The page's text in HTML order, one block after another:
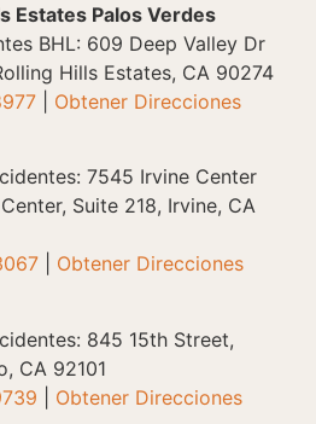
Estates Palos Verdes
BHL: 609 Deep Valley Dr
Hills Estates, CA 90274
Obtener Direcciones
7545 Irvine Center
Suite 218, Irvine, CA
Obtener Direcciones
845 15th Street,
CA 92101
Obtener Direcciones